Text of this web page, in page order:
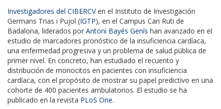
Investigadores del CIBERCVen el Instituto de Investigación
Germans Trias i Pujol (IGTP), en el Campus Can Ruti de
Badalona, liderados por Antoni Bayés Genís han avanzado en el
estudio de marcadores pronóstico de la insuficiencia cardíaca,
una enfermedad progresiva y un problema de salud pública de
primer nivel. En concreto, han estudiado el recuento y
distribución de monocitos en pacientes con insuficiencia
cardíaca, con el propósito de mostrar su papel predictivo en una
cohorte de 400 pacientes ambulatorios. El estudio se ha
publicado en la revista PLoS One.